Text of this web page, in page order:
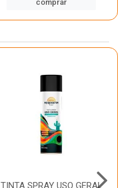
comprar
TINTA SPRAY USO GERAL